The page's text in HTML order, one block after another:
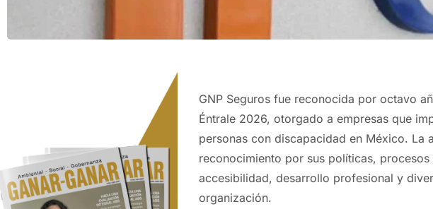
GNP Seguros fue reconocida por octavo
Éntrale 2026, otorgado a empresas que
personas con discapacidad en México. La
reconocimiento por sus políticas,
accesibilidad, desarrollo profesional y
organización.